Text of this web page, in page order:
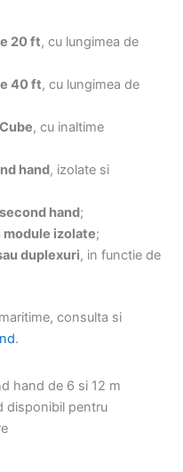
20 ft, cu lungimea de
40 ft, cu lungimea de
, cu inaltime
hand, izolate si
hand;
izolate;
duplexuri, in functie de
consulta si
.
disponibil pentru